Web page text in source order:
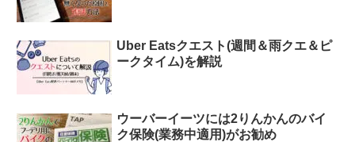
Uber Eatsクエスト(週間＆雨クエ＆ピ
ークタイム)を解説
ウーバーイーツには2りんかんのバイ
ク保険(業務中適用)がお勧め